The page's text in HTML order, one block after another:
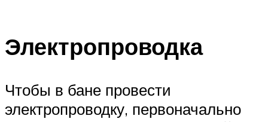
Электропроводка
Чтобы в бане провести
электропроводку, первоначально